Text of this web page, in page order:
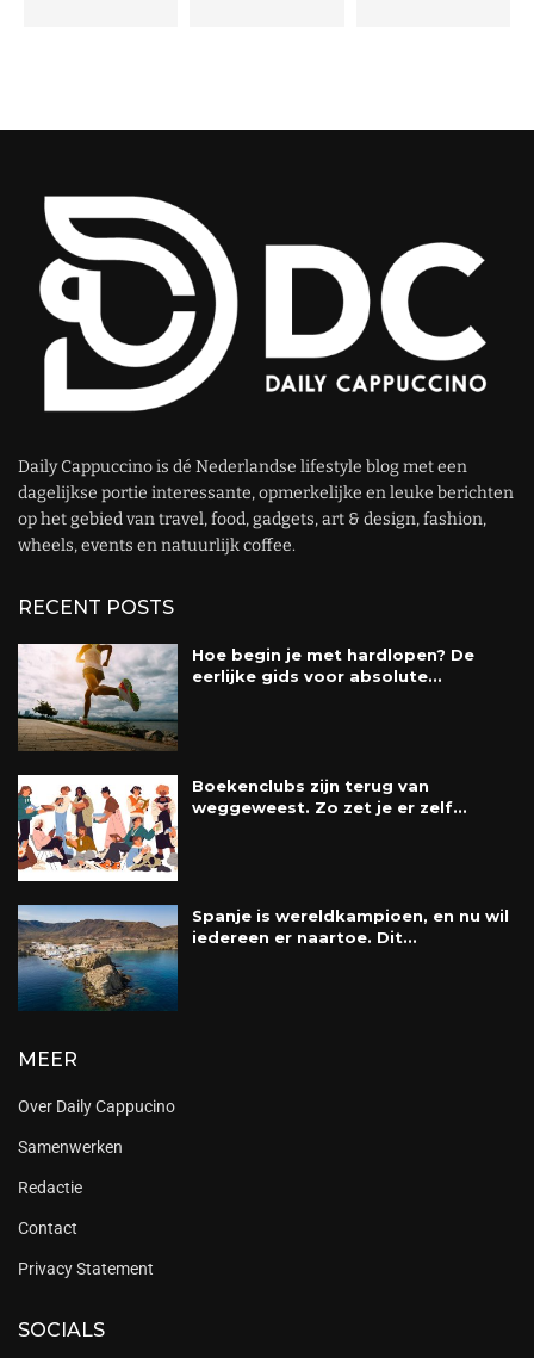
Daily Cappuccino is dé Nederlandse lifestyle blog met een
dagelijkse portie interessante, opmerkelijke en leuke berichten
op het gebied van travel, food, gadgets, art & design, fashion,
wheels, events en natuurlijk coffee.
RECENT POSTS
Hoe begin je met hardlopen? De
eerlijke gids voor absolute...
Boekenclubs zijn terug van
weggeweest. Zo zet je er zelf...
Spanje is wereldkampioen, en nu wil
iedereen er naartoe. Dit...
MEER
Over Daily Cappucino
Samenwerken
Redactie
Contact
Privacy Statement
SOCIALS